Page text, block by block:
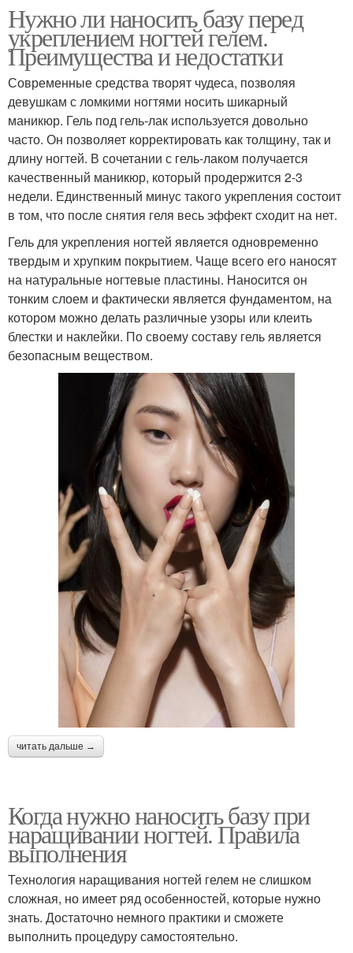
Нужно ли наносить базу перед
укреплением ногтей гелем.
Преимущества и недостатки
Современные средства творят чудеса, позволяя
девушкам с ломкими ногтями носить шикарный
маникюр. Гель под гель-лак используется довольно
часто. Он позволяет корректировать как толщину, так и
длину ногтей. В сочетании с гель-лаком получается
качественный маникюр, который продержится 2-3
недели. Единственный минус такого укрепления состоит
в том, что после снятия геля весь эффект сходит на нет.
Гель для укрепления ногтей является одновременно
твердым и хрупким покрытием. Чаще всего его наносят
на натуральные ногтевые пластины. Наносится он
тонким слоем и фактически является фундаментом, на
котором можно делать различные узоры или клеить
блестки и наклейки. По своему составу гель является
безопасным веществом.
читать дальше →
Когда нужно наносить базу при
наращивании ногтей. Правила
выполнения
Технология наращивания ногтей гелем не слишком
сложная, но имеет ряд особенностей, которые нужно
знать. Достаточно немного практики и сможете
выполнить процедуру самостоятельно.